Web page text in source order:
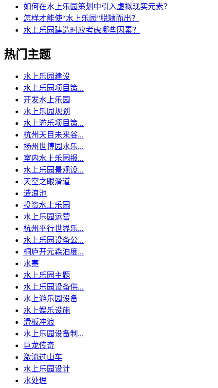
如何在水上乐园策划中引入虚拟现实元素？
怎样才能使“水上乐园”脱颖而出？
水上乐园建造时应考虑哪些因素？
热门主题
水上乐园建设
水上乐园项目策...
开发水上乐园
水上乐园规划
水上游乐项目策...
杭州天目未来谷...
扬州世博园水乐...
室内水上乐园报...
水上乐园景观设...
天空之眼滑道
造浪池
投资水上乐园
水上乐园运营
杭州平行世界乐...
水上乐园设备公...
桐庐开元森泊度...
水寨
水上乐园主题
水上乐园设备供...
水上游乐园设备
水上娱乐设施
滑板冲浪
水上乐园设备制...
巨龙传奇
激流过山车
水上乐园设计
水处理